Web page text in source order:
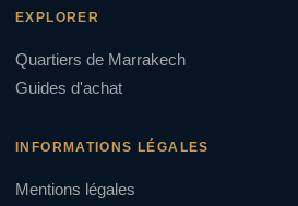
EXPLORER
Quartiers de Marrakech
Guides d'achat
INFORMATIONS LÉGALES
Mentions légales